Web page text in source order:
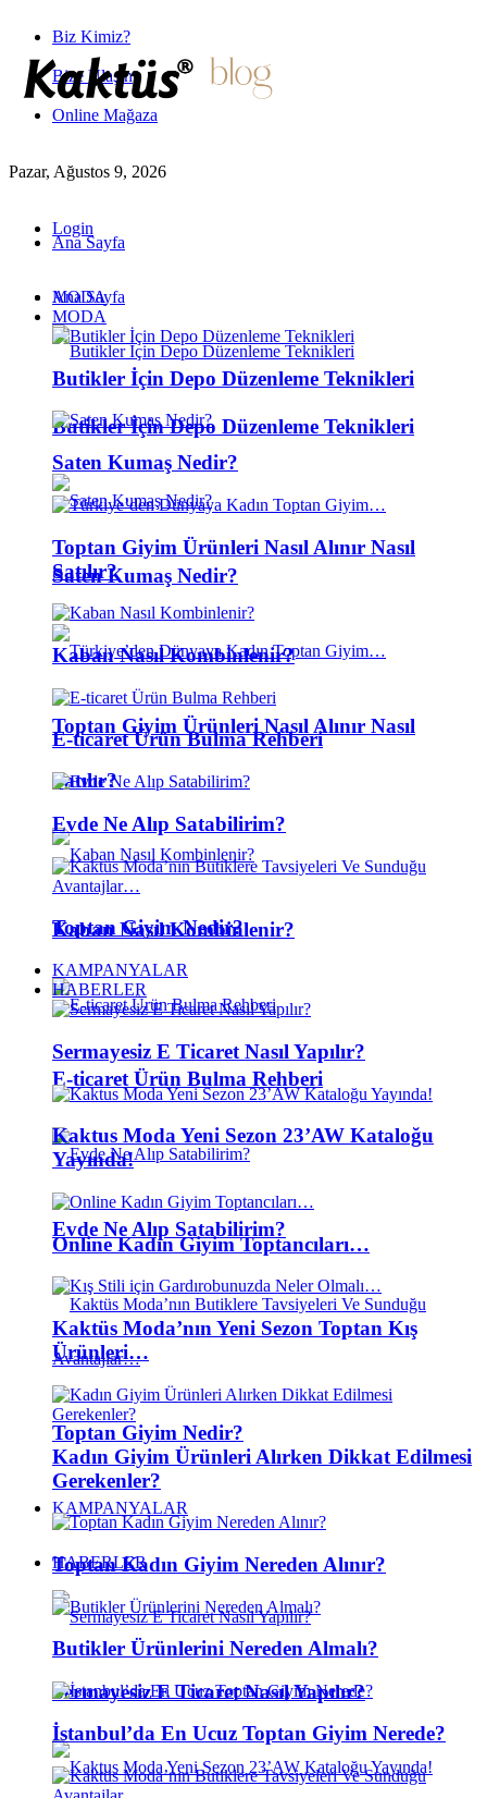
Biz Kimiz?
Bize Ulaşın
Online Mağaza
Pazar, Ağustos 9, 2026
Login
Ana Sayfa
MODA
Butikler İçin Depo Düzenleme Teknikleri
Saten Kumaş Nedir?
Toptan Giyim Ürünleri Nasıl Alınır Nasıl
Satılır?
Kaban Nasıl Kombinlenir?
E-ticaret Ürün Bulma Rehberi
Evde Ne Alıp Satabilirim?
Toptan Giyim Nedir?
KAMPANYALAR
HABERLER
Sermayesiz E Ticaret Nasıl Yapılır?
Ana Sayfa
MODA
Butikler İçin Depo Düzenleme Teknikleri
Saten Kumaş Nedir?
Toptan Giyim Ürünleri Nasıl Alınır Nasıl
Satılır?
Kaban Nasıl Kombinlenir?
E-ticaret Ürün Bulma Rehberi
Evde Ne Alıp Satabilirim?
Toptan Giyim Nedir?
KAMPANYALAR
HABERLER
Sermayesiz E Ticaret Nasıl Yapılır?
Kaktus Moda Yeni Sezon 23’AW Kataloğu
Yayında!
Online Kadın Giyim Toptancıları…
Kaktüs Moda’nın Yeni Sezon Toptan Kış
Ürünleri…
Kadın Giyim Ürünleri Alırken Dikkat Edilmesi
Gerekenler?
Toptan Kadın Giyim Nereden Alınır?
Butikler Ürünlerini Nereden Almalı?
İstanbul’da En Ucuz Toptan Giyim Nerede?